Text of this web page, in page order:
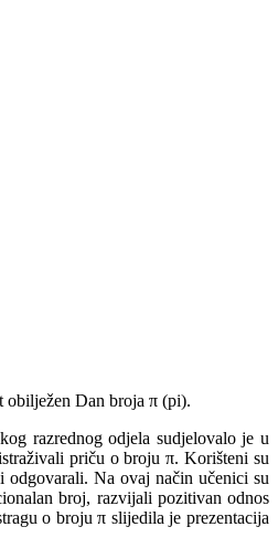
obilježen Dan broja π (pi).
razrednog odjela sudjelovalo je u
priču o broju π. Korišteni su
odgovarali. Na ovaj način učenici su
broj, razvijali pozitivan odnos
o broju π slijedila je prezentacija